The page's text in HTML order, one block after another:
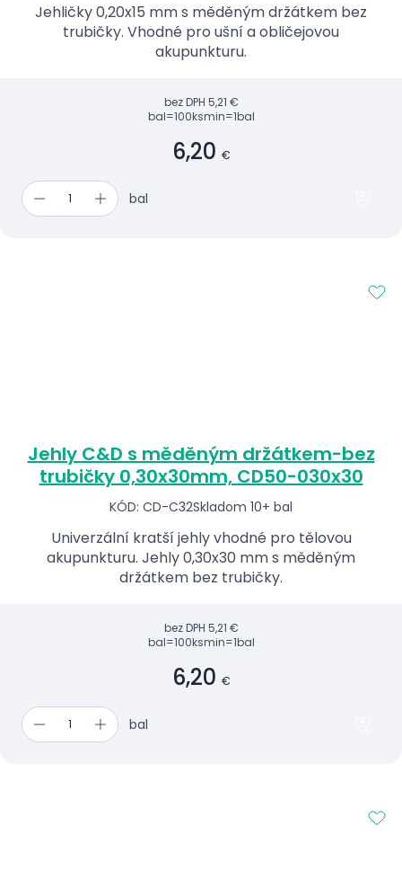
Jehličky 0,20x15 mm s měděným držátkem bez
trubičky. Vhodné pro ušní a obličejovou
akupunkturu.
bez DPH 5,21 €
bal=100ksmin=1bal
6,20 €
bal
Jehly C&D s měděným držátkem-bez
trubičky 0,30x30mm, CD50-030x30
KÓD: CD-C32Skladom 10+ bal
Univerzální kratší jehly vhodné pro tělovou
akupunkturu. Jehly 0,30x30 mm s měděným
držátkem bez trubičky.
bez DPH 5,21 €
bal=100ksmin=1bal
6,20 €
bal